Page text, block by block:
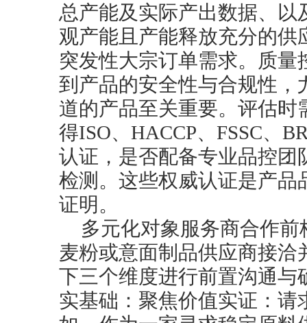
总产能及实际产出数据、
观产能且产能释放充分的
突发性大宗订单需求。质
到产品的安全性与合规性
道的产品至关重要。评估
得ISO、HACCP、FSSC、
认证，是否配备专业品控
检测。这些权威认证是产
证明。
多元化对象服务商合作
麦粉或意面制品供应商接
下三个维度进行前置沟通
实基础：聚焦价值实证：